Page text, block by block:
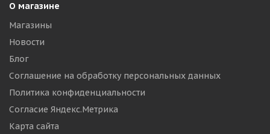
О магазине
Магазины
Новости
Блог
Соглашение на обработку персональных данных
Политика конфиденциальности
Согласие Яндекс.Метрика
Карта сайта